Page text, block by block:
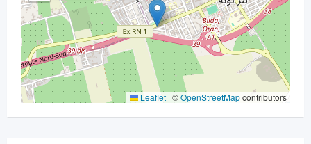
Leaflet | ©OpenStreetMapcontributors